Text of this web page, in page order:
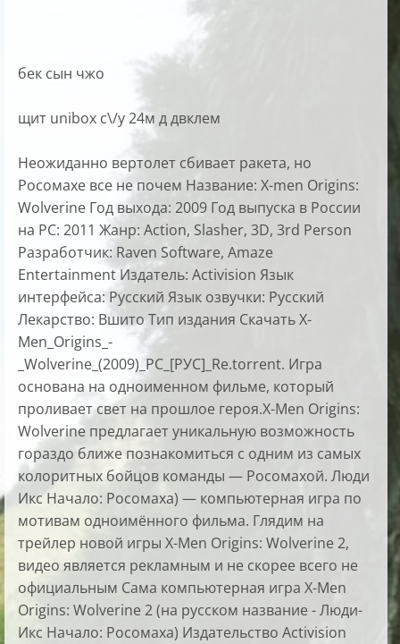
бек сын чжо
щит unibox с\/у 24м д двклем
Неожиданно вертолет сбивает ракета, но
Росомахе все не почем Название: X-men Origins:
Wolverine Год выхода: 2009 Год выпуска в России
на PC: 2011 Жанр: Action, Slasher, 3D, 3rd Person
Разработчик: Raven Software, Amaze
Entertainment Издатель: Activision Язык
интерфейса: Русский Язык озвучки: Русский
Лекарство: Вшито Тип издания Скачать X-
Men_Origins_-
_Wolverine_(2009)_PC_[РУС]_Re.torrent. Игра
основана на одноименном фильме, который
проливает свет на прошлое героя.X-Men Origins:
Wolverine предлагает уникальную возможность
гораздо ближе познакомиться с одним из самых
колоритных бойцов команды — Росомахой. Люди
Икс Начало: Росомаха) — компьютерная игра по
мотивам одноимённого фильма. Глядим на
трейлер новой игры X-Men Origins: Wolverine 2,
видео является рекламным и не скорее всего не
официальным Сама компьютерная игра X-Men
Origins: Wolverine 2 (на русском название - Люди-
Икс Начало: Росомаха) Издательство Activision